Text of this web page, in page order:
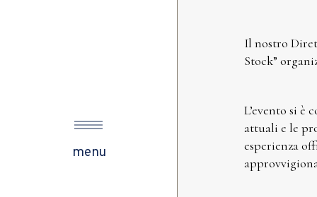
menu
Il nostro
Stock”
L’evento si è
attuali e le
esperienza